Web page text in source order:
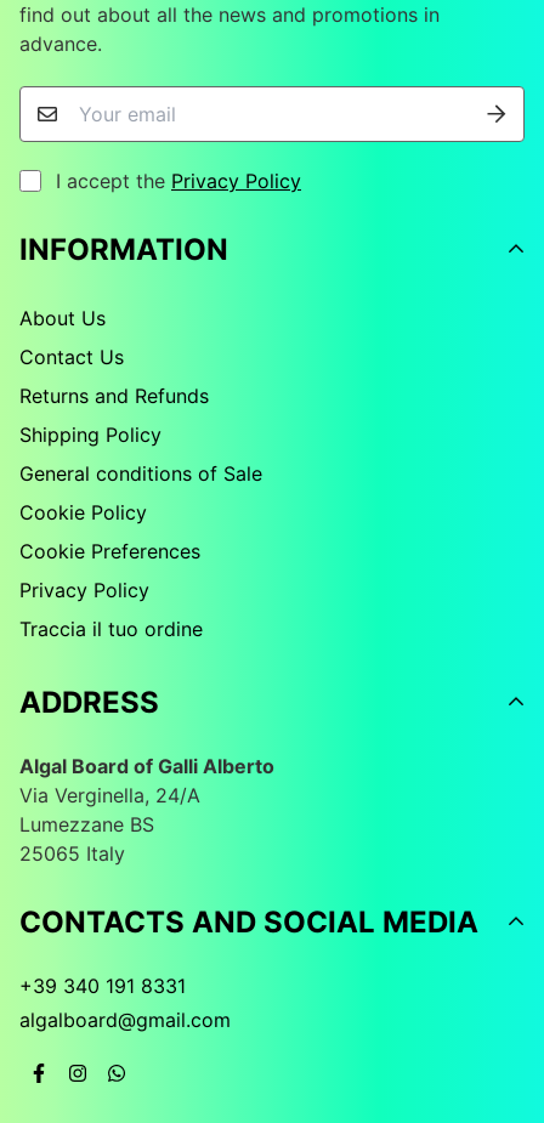
find out about all the news and promotions in
advance.
I accept the Privacy Policy
INFORMATION
About Us
Contact Us
Returns and Refunds
Shipping Policy
General conditions of Sale
Cookie Policy
Cookie Preferences
Privacy Policy
Traccia il tuo ordine
ADDRESS
Algal Board of Galli Alberto
Via Verginella, 24/A
Lumezzane BS
25065 Italy
CONTACTS AND SOCIAL MEDIA
+39 340 191 8331
algalboard@gmail.com